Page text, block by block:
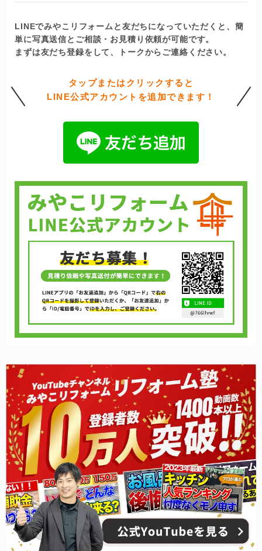
LINEでみやこリフォームと友だちになっていただくと、簡
単に写真送信とご相談・お見積り依頼が可能です。
まずは友だち登録をして、トークからご連絡ください。
タップまたはクリックすると
LINE公式アカウントを追加できます！